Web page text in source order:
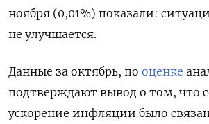
ноября (0,01%) показали:
не улучшается.
Данные за октябрь, по оценке
подтверждают вывод о том, что
ускорение инфляции было